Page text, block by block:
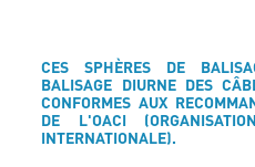
CES SPHÈRES DE
BALISAGE DIURNE DES
CONFORMES AUX
DE L'OACI
INTERNATIONALE).